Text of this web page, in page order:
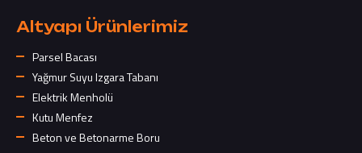
Altyapı Ürünlerimiz
Parsel Bacası
Yağmur Suyu Izgara Tabanı
Elektrik Menholü
Kutu Menfez
Beton ve Betonarme Boru